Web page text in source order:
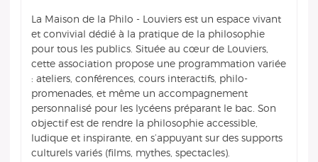
La Maison de la Philo - Louviers est un espace vivant
et convivial dédié à la pratique de la philosophie
pour tous les publics. Située au cœur de Louviers,
cette association propose une programmation variée
: ateliers, conférences, cours interactifs, philo-
promenades, et même un accompagnement
personnalisé pour les lycéens préparant le bac. Son
objectif est de rendre la philosophie accessible,
ludique et inspirante, en s’appuyant sur des supports
culturels variés (films, mythes, spectacles).